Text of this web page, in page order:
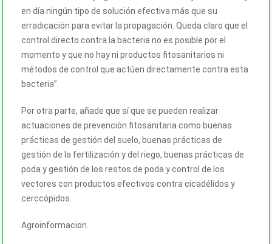
en día ningún tipo de solución efectiva más que su
erradicación para evitar la propagación. Queda claro que el
control directo contra la bacteria no es posible por el
momento y que no hay ni productos fitosanitarios ni
métodos de control que actúen directamente contra esta
bacteria”.
Por otra parte, añade que sí que se pueden realizar
actuaciones de prevención fitosanitaria como buenas
prácticas de gestión del suelo, buenas prácticas de
gestión de la fertilización y del riego, buenas prácticas de
poda y gestión de los restos de poda y control de los
vectores con productos efectivos contra cicadélidos y
cerccópidos.
Agroinformacion.